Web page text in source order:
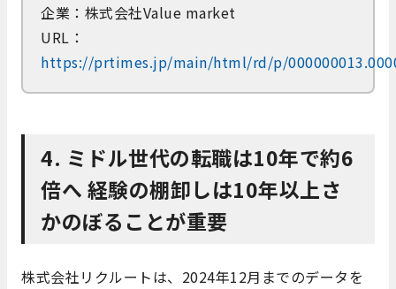
企業：株式会社Value market
URL：
https://prtimes.jp/main/html/rd/p/
4. ミドル世代の転職は10年で約6
倍へ 経験の棚卸しは10年以上さ
かのぼることが重要
​株式会社リクルートは、2024年12月までのデータを